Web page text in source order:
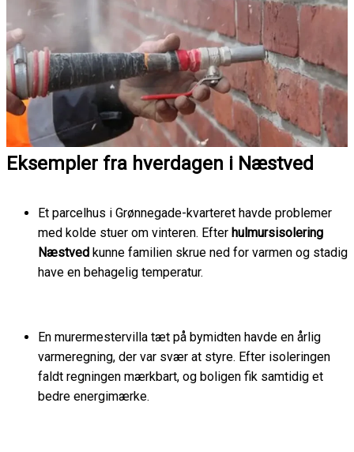
Eksempler fra hverdagen i Næstved
Et parcelhus i Grønnegade-kvarteret havde problemer
med kolde stuer om vinteren. Efter hulmursisolering
Næstved kunne familien skrue ned for varmen og stadig
have en behagelig temperatur.
En murermestervilla tæt på bymidten havde en årlig
varmeregning, der var svær at styre. Efter isoleringen
faldt regningen mærkbart, og boligen fik samtidig et
bedre energimærke.